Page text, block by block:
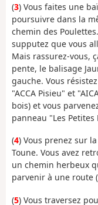
(3) Vous faites une
poursuivre dans la
chemin des
supputez que vous
Mais rassurez-vous,
pente, le balisage
gauche. Vous
"ACCA Pisieu" et
bois) et vous
panneau "Les
(4) Vous prenez sur
Toune. Vous avez
un chemin herbeux
parvenir à une route
(5) Vous traversez